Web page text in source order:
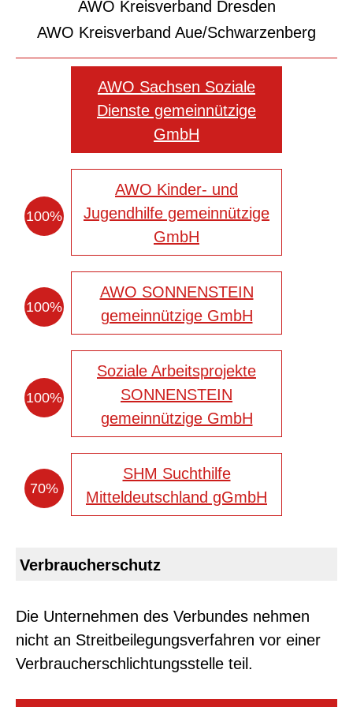
AWO Kreisverband Dresden
AWO Kreisverband Aue/Schwarzenberg
AWO Sachsen Soziale
Dienste gemeinnützige
GmbH
100%
AWO Kinder- und
Jugendhilfe gemeinnützige
GmbH
100%
AWO SONNENSTEIN
gemeinnützige GmbH
100%
Soziale Arbeitsprojekte
SONNENSTEIN
gemeinnützige GmbH
70%
SHM Suchthilfe
Mitteldeutschland gGmbH
Verbraucherschutz
Die Unternehmen des Verbundes nehmen
nicht an Streitbeilegungsverfahren vor einer
Verbraucherschlichtungsstelle teil.